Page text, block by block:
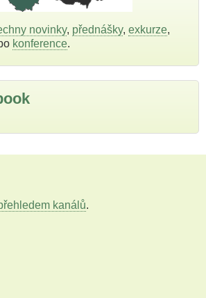
novinky, přednášky, exkurze,
konference.
kanálů.